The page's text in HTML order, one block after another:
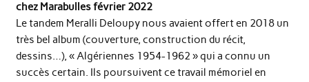
chez Marabulles février 2022
Le tandem Meralli Deloupy nous avaient offert en 2018 un
très bel album (couverture, construction du récit,
dessins…), « Algériennes 1954-1962 » qui a connu un
succès certain. Ils poursuivent ce travail mémoriel en